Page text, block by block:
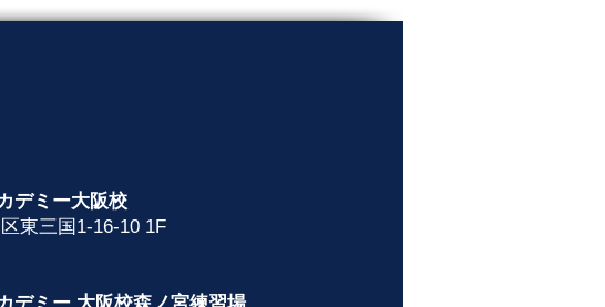
デミー大阪校
東三国1-16-10 1F
デミー 大阪校森ノ宮練習場